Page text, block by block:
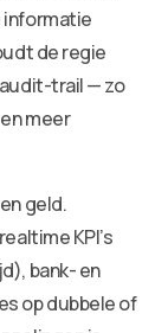
informatie
de regie
trail — zo
meer
geld.
KPI’s
bank- en
op dubbele of